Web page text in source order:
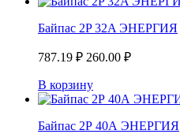
Байпас 2P 32A ЭНЕРГИЯ
787.19 ₽ 260.00 ₽
В корзину
Байпас 2Р 40А ЭНЕРГИЯ